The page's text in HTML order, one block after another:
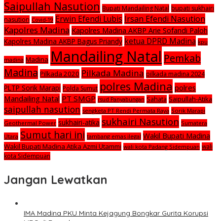
Saipullah Nasution Bupati Mandailing Natal bupati sukhairi
nasution Covid-19 Erwin Efendi Lubis Irsan Efendi Nasution
Kapolres Madina Kapolres Madina AKBP Arie Sofandi Paloh
Kapolres Madina AKBP Bagus Priandy ketua DPRD Madina kpu
madina Madina Mandailing Natal Pemkab
Madina Pilkada 2020 Pilkada Madina pilkada madina 2024
PLTP Sorik Marapi Polda Sumut polres Madina polres
Mandailing Natal PT SMGP rsud Panyabungan Sahata Saipullah-Atika
saipullah nasution sengketa PT Rendi Permata Raya Sorik Marapi
Geothermal Power sukhairi-atika sukhairi Nasution Sumatera
Utara Sumut hari ini tambang emas ilegal Wakil Bupati Madina
Wakil Bupati Madina Atika Azmi Utammi wali kota Padang Sidempuan wali
kota Sidempuan
Jangan Lewatkan
IMA Madina PKU Minta Kejagung Bongkar Gurita Korupsi